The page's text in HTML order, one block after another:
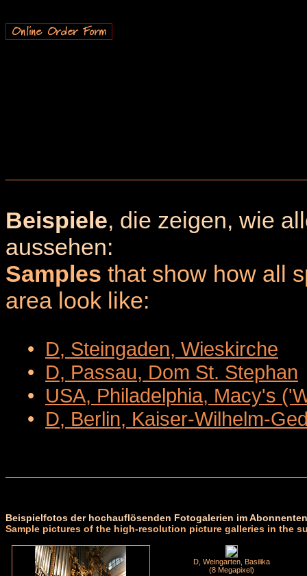
Beispiele, die zeigen, wie
aussehen:
Samples that show how all
area look like:
• D, Steingaden, Wieskirche
• D, Passau, Dom St. Stephan
• USA, Philadelphia, Macy's
• D, Berlin, Kaiser-Wilhelm-
Beispielfotos der hochauflösenden Fotogalerien im
Sample pictures of the high-resolution picture galleries in the
D, Weingarten, Basilika
(8 Megapixel)